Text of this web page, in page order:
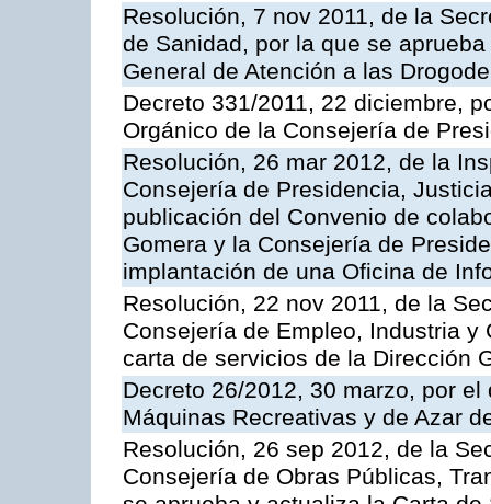
Resolución, 7 nov 2011, de la
de Sanidad, por la que se
General de Atención a las
Decreto 331/2011, 22 diciembre,
Orgánico de la Consejería de
Resolución, 26 mar 2012, de la
Consejería de Presidencia,
publicación del Convenio de
Gomera y la Consejería de
implantación de una Oficina de
Resolución, 22 nov 2011, de la
Consejería de Empleo, Industria
carta de servicios de la Dirección
Decreto 26/2012, 30 marzo, por
Máquinas Recreativas y de Azar
Resolución, 26 sep 2012, de la
Consejería de Obras Públicas,